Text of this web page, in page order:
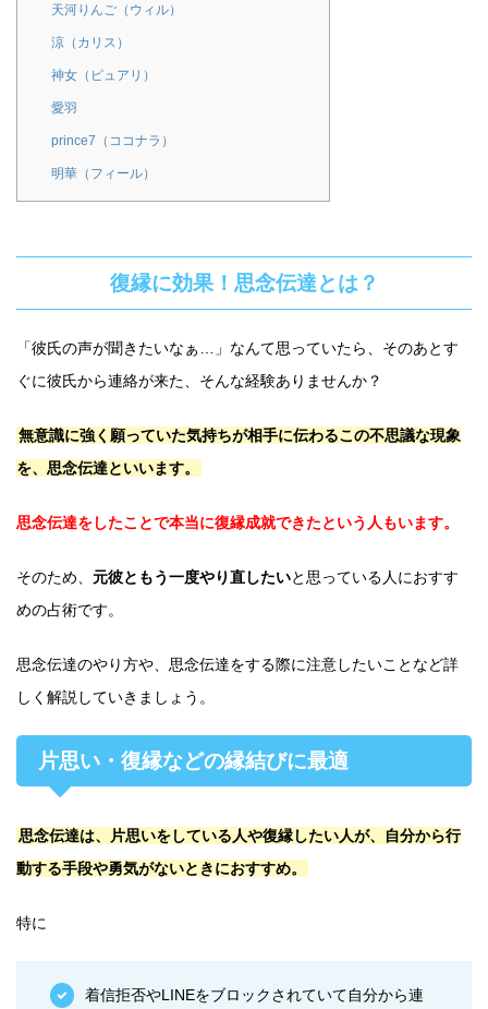
天河りんご（ウィル）
涼（カリス）
神女（ピュアリ）
愛羽
prince7（ココナラ）
明華（フィール）
復縁に効果！思念伝達とは？
「彼氏の声が聞きたいなぁ…」なんて思っていたら、そのあとす
ぐに彼氏から連絡が来た、そんな経験ありませんか？
無意識に強く願っていた気持ちが相手に伝わるこの不思議な現象
を、思念伝達といいます。
思念伝達をしたことで本当に復縁成就できたという人もいます。
そのため、 元彼ともう一度やり直したいと思っている人におすす
めの占術です。
思念伝達のやり方や、思念伝達をする際に注意したいことなど詳
しく解説していきましょう。
片思い・復縁などの縁結びに最適
思念伝達は、片思いをしている人や復縁したい人が、自分から行
動する手段や勇気がないときにおすすめ。
特に
着信拒否やLINEをブロックされていて自分から連